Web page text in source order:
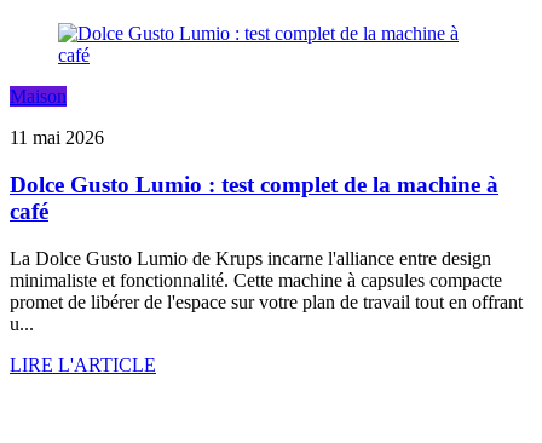
Maison
11 mai 2026
Dolce Gusto Lumio : test complet de la machine à
café
La Dolce Gusto Lumio de Krups incarne l'alliance entre design
minimaliste et fonctionnalité. Cette machine à capsules compacte
promet de libérer de l'espace sur votre plan de travail tout en offrant
u...
LIRE L'ARTICLE